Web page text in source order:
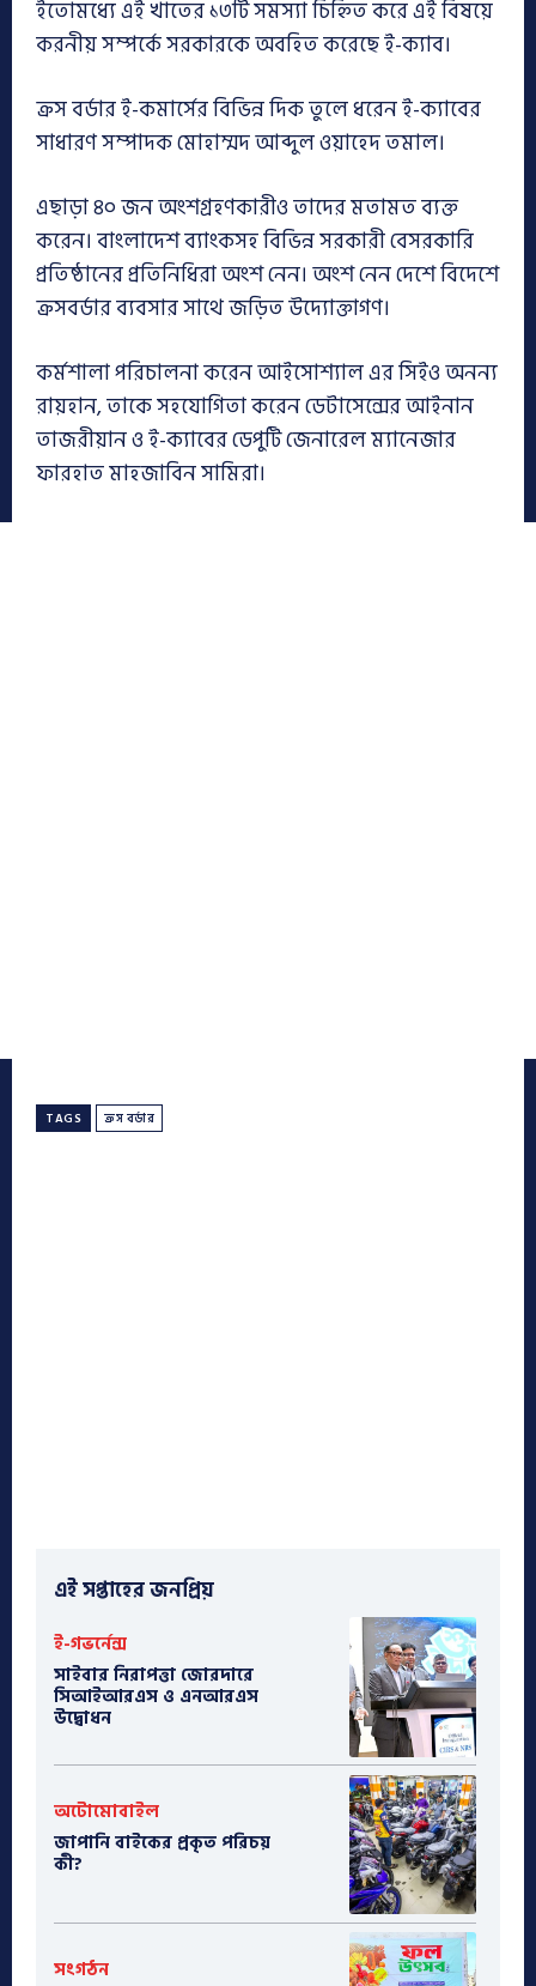
ইতোমধ্যে এই খাতের ১৩টি সমস্যা চিহ্নিত করে এই বিষয়ে
করনীয় সম্পর্কে সরকারকে অবহিত করেছে ই-ক্যাব।
ক্রস বর্ডার ই-কমার্সের বিভিন্ন দিক তুলে ধরেন ই-ক্যাবের
সাধারণ সম্পাদক মোহাম্মদ আব্দুল ওয়াহেদ তমাল।
এছাড়া ৪০ জন অংশগ্রহণকারীও তাদের মতামত ব্যক্ত
করেন। বাংলাদেশ ব্যাংকসহ বিভিন্ন সরকারী বেসরকারি
প্রতিষ্ঠানের প্রতিনিধিরা অংশ নেন। অংশ নেন দেশে বিদেশে
ক্রসবর্ডার ব্যবসার সাথে জড়িত উদ্যোক্তাগণ।
কর্মশালা পরিচালনা করেন আইসোশ্যাল এর সিইও অনন্য
রায়হান, তাকে সহযোগিতা করেন ডেটাসেন্সের আইনান
তাজরীয়ান ও ই-ক্যাবের ডেপুটি জেনারেল ম্যানেজার
ফারহাত মাহজাবিন সামিরা।
TAGS ক্রস বর্ডার
এই সপ্তাহের জনপ্রিয়
ই-গভর্নেন্স
সাইবার নিরাপত্তা জোরদারে
সিআইআরএস ও এনআরএস
উদ্বোধন
অটোমোবাইল
​জাপানি বাইকের প্রকৃত পরিচয়
কী?
সংগঠন